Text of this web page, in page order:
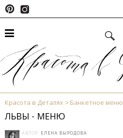
Красота в Деталях Банкетное меню
ЛЬВЫ - МЕНЮ
АВТОР: ЕЛЕНА ВЫРОДОВА